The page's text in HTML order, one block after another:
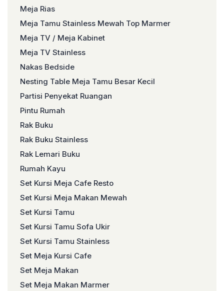
Meja Rias
Meja Tamu Stainless Mewah Top Marmer
Meja TV / Meja Kabinet
Meja TV Stainless
Nakas Bedside
Nesting Table Meja Tamu Besar Kecil
Partisi Penyekat Ruangan
Pintu Rumah
Rak Buku
Rak Buku Stainless
Rak Lemari Buku
Rumah Kayu
Set Kursi Meja Cafe Resto
Set Kursi Meja Makan Mewah
Set Kursi Tamu
Set Kursi Tamu Sofa Ukir
Set Kursi Tamu Stainless
Set Meja Kursi Cafe
Set Meja Makan
Set Meja Makan Marmer